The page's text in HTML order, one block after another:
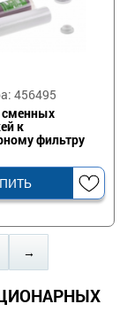
456495
к
фильтру
→